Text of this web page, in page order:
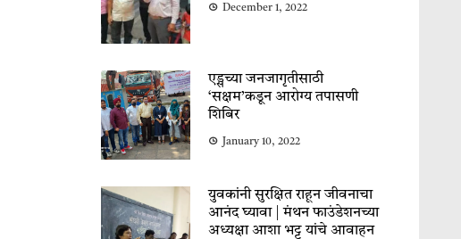
December 1, 2022
एड्सच्या जनजागृतीसाठी
‘सक्षम’कडून आरोग्य तपासणी
शिबिर
January 10, 2022
युवकांनी सुरक्षित राहून जीवनाचा
आनंद घ्यावा | मंथन फाउंडेशनच्या
अध्यक्षा आशा भट्ट यांचे आवाहन